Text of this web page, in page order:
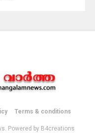
Terms & conditions
Powered by B4creations